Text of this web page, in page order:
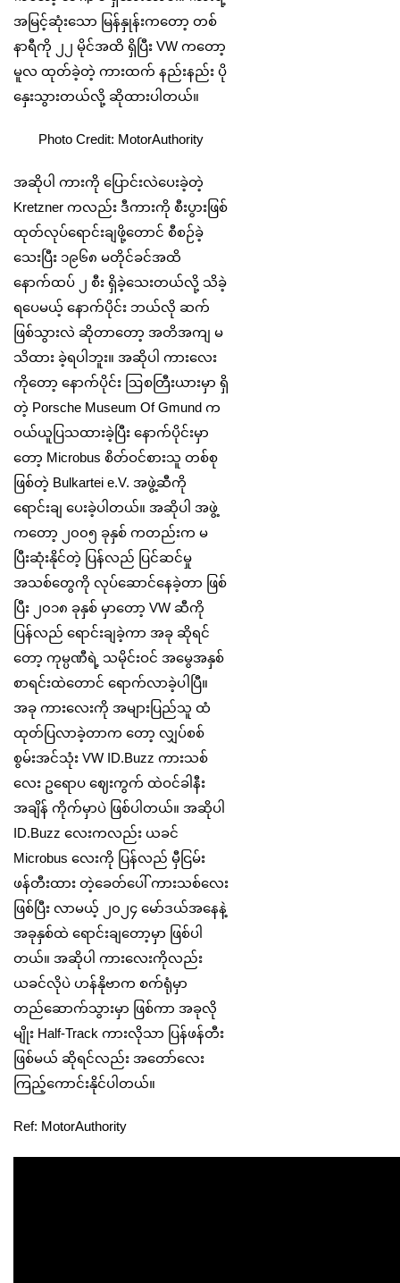
အမြင့်ဆုံးသော မြန်နှုန်းကတော့ တစ်
နာရီကို ၂၂ မိုင်အထိ ရှိပြီး VW ကတော့
မူလ ထုတ်ခဲ့တဲ့ ကားထက် နည်းနည်း ပို
နှေးသွားတယ်လို့ ဆိုထားပါတယ်။
Photo Credit: MotorAuthority
အဆိုပါ ကားကို ပြောင်းလဲပေးခဲ့တဲ့
Kretzner ကလည်း ဒီကားကို စီးပွားဖြစ်
ထုတ်လုပ်ရောင်းချဖို့တောင် စီစဉ်‌ခဲ့
သေးပြီး ၁၉၆၈ မတိုင်ခင်အထိ
နောက်ထပ် ၂ စီး ရှိခဲ့သေးတယ်လို့ သိခဲ့
ရပေမယ့် နောက်ပိုင်း ဘယ်လို ဆက်
ဖြစ်သွားလဲ ဆိုတာတော့ အတိအကျ မ
သိထား ခဲ့ရပါဘူး။ အဆိုပါ ကားလေး
ကိုတော့ နောက်ပိုင်း ဩစတြီးယားမှာ ရှိ
တဲ့ Porsche Museum Of Gmund က
ဝယ်ယူပြသထားခဲ့ပြီး နောက်ပိုင်းမှာ
တော့ Microbus စိတ်ဝင်စားသူ တစ်စု
ဖြစ်တဲ့ Bulkartei e.V. အဖွဲ့ဆီကို
ရောင်းချ ပေးခဲ့ပါတယ်။ အဆိုပါ အဖွဲ့
ကတော့ ၂၀၀၅ ခုနှစ် ကတည်းက မ
ပြီးဆုံးနိုင်တဲ့ ပြန်လည် ပြင်ဆင်မှု
အသစ်တွေကို လုပ်ဆောင်နေခဲ့တာ ဖြစ်
ပြီး ၂၀၁၈ ခုနှစ် မှာတော့ VW ဆီကို
ပြန်လည် ရောင်းချခဲ့ကာ အခု ဆိုရင်
တော့ ကုမ္ပဏီရဲ့ သမိုင်းဝင် အမွေအနှစ်
စာရင်းထဲတောင် ရောက်လာခဲ့ပါပြီ။
အခု ကားလေးကို အများပြည်သူ ထံ
ထုတ်ပြလာခဲ့တာက တော့ လျှပ်စစ်
စွမ်းအင်သုံး VW ID.Buzz ကားသစ်
လေး ဥရောပ‌‌ ဈေးကွက် ထဲဝင်ခါနီး
အချိန် ကိုက်မှာပဲ ဖြစ်ပါတယ်။ အဆိုပါ
ID.Buzz လေးကလည်း ယခင်
Microbus လေးကို ပြန်လည် မှီငြမ်း
ဖန်တီးထား တဲ့ခေတ်ပေါ် ကားသစ်လေး
ဖြစ်ပြီး လာမယ့် ၂၀၂၄ မော်ဒယ်အနေနဲ့
အခုနှစ်ထဲ ရောင်းချတော့မှာ ဖြစ်ပါ
တယ်။ အဆိုပါ ကားလေးကိုလည်း
ယခင်လိုပဲ ဟန်နိုဗာက စက်ရုံမှာ
တည်ဆောက်သွားမှာ ဖြစ်ကာ အခုလို
မျိုး Half-Track ကားလိုသာ ပြန်ဖန်တီး
ဖြစ်မယ် ဆိုရင်လည်း အတော်လေး
ကြည့်ကောင်းနိုင်ပါတယ်။
Ref: MotorAuthority